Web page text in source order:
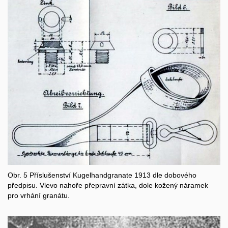
Obr. 5 Příslušenství Kugelhandgranate 1913 dle dobového
předpisu. Vlevo nahoře přepravní zátka, dole kožený náramek
pro vrhání granátu.